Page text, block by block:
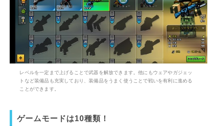
レベルを一定まで上げることで武器を解放できます。他にもウェアやガジェッ
トなど装備品も充実しており、装備品をうまく使うことで戦いを有利に進める
ことができます。
ゲームモードは10種類！